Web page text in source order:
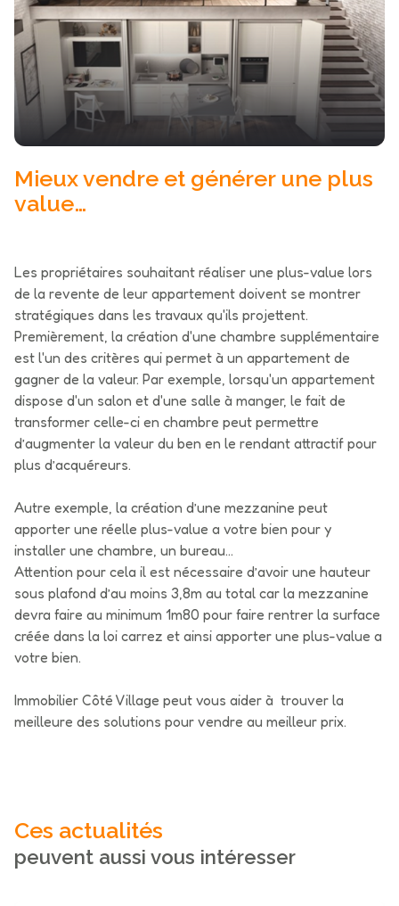
actualités
contact
Mieux vendre et générer une plus
value…
Les propriétaires souhaitant réaliser une plus-value lors
de la revente de leur appartement doivent se montrer
stratégiques dans les travaux qu'ils projettent.
Premièrement, la création d'une chambre supplémentaire
est l'un des critères qui permet à un appartement de
gagner de la valeur. Par exemple, lorsqu'un appartement
dispose d'un salon et d'une salle à manger, le fait de
transformer celle-ci en chambre peut permettre
d’augmenter la valeur du ben en le rendant attractif pour
plus d’acquéreurs.
Autre exemple, la création d’une mezzanine peut
apporter une réelle plus-value a votre bien pour y
installer une chambre, un bureau...
Attention pour cela il est nécessaire d’avoir une hauteur
sous plafond d’au moins 3,8m au total car la mezzanine
devra faire au minimum 1m80 pour faire rentrer la surface
créée dans la loi carrez et ainsi apporter une plus-value a
votre bien.
Immobilier Côté Village peut vous aider à trouver la
meilleure des solutions pour vendre au meilleur prix.
Ces actualités
peuvent aussi vous intéresser